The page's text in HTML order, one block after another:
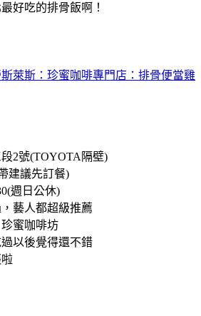
好吃的排骨飯啊！
萊斯：珍蜜咖啡專門店：排骨便當雞
2號(TOYOTA隔壁)
建議先訂餐)
週日公休)
藝人都超級推薦
珍蜜咖啡坊
以後覺得還不錯